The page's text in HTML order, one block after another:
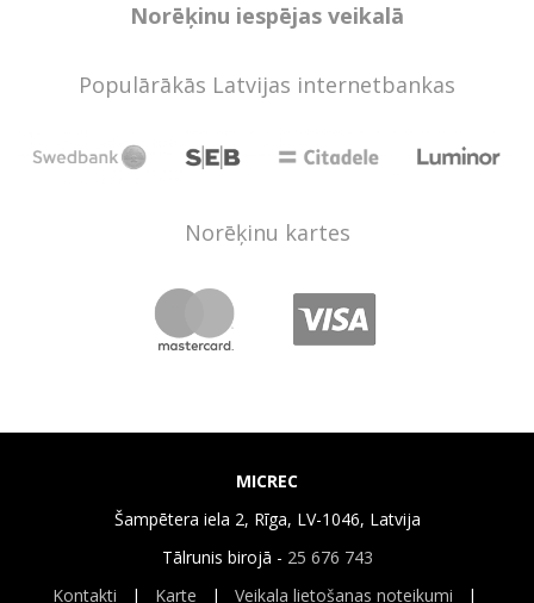
Norēķinu iespējas veikalā
Populārākās Latvijas internetbankas
Norēķinu kartes
MICREC
Šampētera iela 2, Rīga, LV-1046, Latvija
Tālrunis birojā - 25 676 743
Kontakti | Karte | Veikala lietošanas noteikumi |